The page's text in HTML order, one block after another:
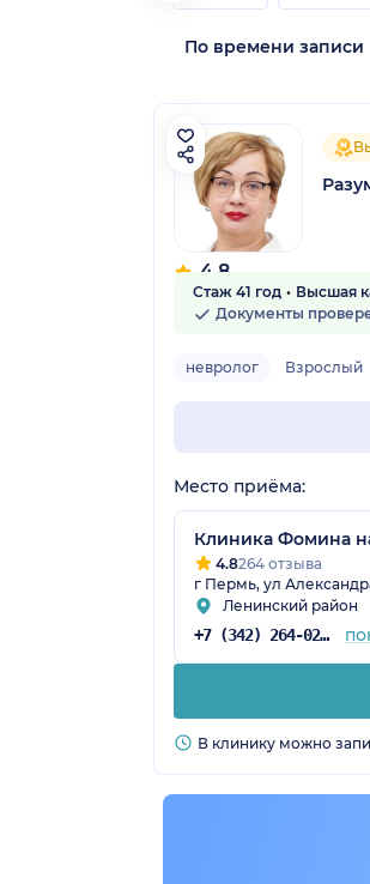
4.8
39 отзывов
Стаж 41 год
Высшая
Документы
невролог Взрослый
Место приёма:
Клиника Фомина
4.8264 отзыва
г Пермь, ул
Ленинский район
+7 (342) 264-02-90
В клинику можно